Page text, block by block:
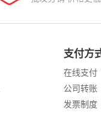
支付方
在线支付
公司转账
发票制度